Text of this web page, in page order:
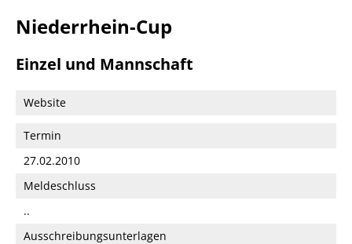
Niederrhein-Cup
Einzel und Mannschaft
Website
Termin
27.02.2010
Meldeschluss
..
Ausschreibungsunterlagen